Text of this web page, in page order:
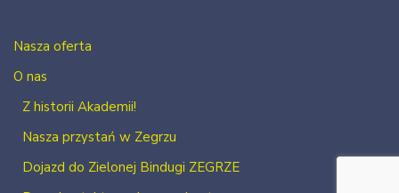
Nasza oferta
O nas
Z historii Akademii!
Nasza przystań w Zegrzu
Dojazd do Zielonej Bindugi ZEGRZE